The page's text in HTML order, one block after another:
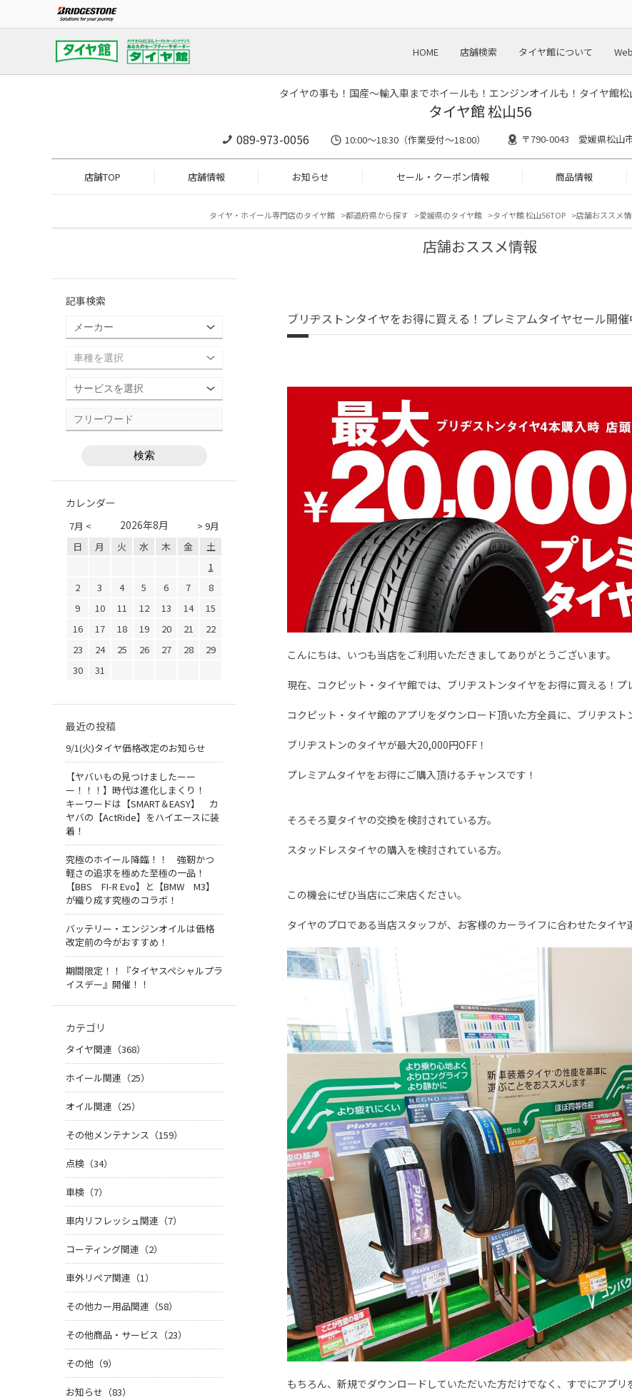
HOME 店舗検索 タイヤ館について
タイヤの事も！国産～輸入車までホイールも！エンジンオイルも！タイヤ館松
タイヤ館 松山56
089-973-0056 10:00～18:30（作業受付～18:00） 〒790-0043 愛媛県松山
店舗TOP 店舗情報 お知らせ セール・クーポン情報 商品情報
タイヤ・ホイール専門店のタイヤ館 都道府県から探す 愛媛県のタイヤ館 タイヤ館 松山56TOP 店舗おススメ
店舗おススメ情報
ブリヂストンタイヤをお得に買える！プレミアムタイヤセール開催
こんにちは、いつも当店をご利用いただきましてありがとうございます。
現在、コクピット・タイヤ館では、ブリヂストンタイヤをお得に買える！プ
コクピット・タイヤ館のアプリをダウンロード頂いた方全員に、ブリヂスト
ブリヂストンのタイヤが最大20,000円OFF！
プレミアムタイヤをお得にご購入頂けるチャンスです！
そろそろ夏タイヤの交換を検討されている方。
スタッドレスタイヤの購入を検討されている方。
この機会にぜひ当店にご来店ください。
タイヤのプロである当店スタッフが、お客様のカーライフに合わせたタイヤ
もちろん、新規でダウンロードしていただいた方だけでなく、すでにアプリ
記事検索
カレンダー
7月 < > 9月
2026年8月
日 月 火 水 木 金
土
1
2
3 4 5 6 7
8
9
10 11 12 13 14
15
16
17 18 19 20 21
22
23
24 25 26 27 28
29
30
31
最近の投稿
9/1(火)タイヤ価格改定のお知らせ
【ヤバいもの見つけましたーー
ー！！！】時代は進化しまくり！
キーワードは【SMART＆EASY】 カ
ヤバの【ActRide】をハイエースに装
着！
究極のホイール降臨！！ 強靭かつ
軽さの追求を極めた至極の一品！
【BBS FI-R Evo】と【BMW M3】
が織り成す究極のコラボ！
バッテリー・エンジンオイルは価格
改定前の今がおすすめ！
期間限定！！『タイヤスペシャルプラ
イスデー』開催！！
カテゴリ
タイヤ関連（368）
ホイール関連（25）
オイル関連（25）
その他メンテナンス（159）
点検（34）
車検（7）
車内リフレッシュ関連（7）
コーティング関連（2）
車外リペア関連（1）
その他カー用品関連（58）
その他商品・サービス（23）
その他（9）
お知らせ（83）